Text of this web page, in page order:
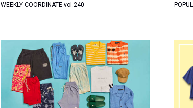
WEEKLY COORDINATE vol.240